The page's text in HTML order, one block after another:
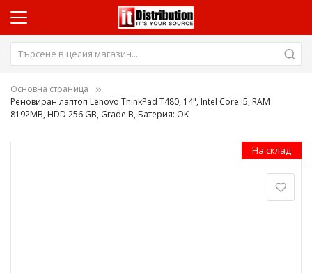
Основна страница
Реновиран лаптоп Lenovo ThinkPad T480, 14", Intel Core i5, RAM
8192MB, HDD 256 GB, Grade B, Батерия: OK
На склад